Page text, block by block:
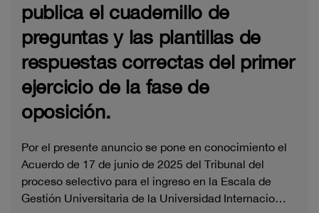
publica el cuadernillo de
preguntas y las plantillas de
respuestas correctas del primer
ejercicio de la fase de
oposición.
Por el presente anuncio se pone en conocimiento el
Acuerdo de 17 de junio de 2025 del Tribunal del
proceso selectivo para el ingreso en la Escala de
Gestión Universitaria de la Universidad Internacio…